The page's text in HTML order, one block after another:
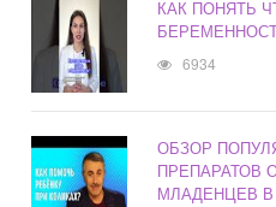
КАК ПОНЯТЬ
6934
ОБЗОР
ПРЕПАРАТОВ
МЛАДЕНЦЕВ В